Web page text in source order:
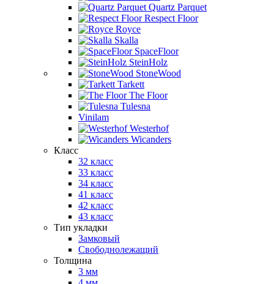
Quartz Parquet
Respect Floor
Royce
Skalla
SpaceFloor
SteinHolz
StoneWood
Tarkett
The Floor
Tulesna
Vinilam
Westerhof
Wicanders
Класс
32 класс
33 класс
34 класс
41 класс
42 класс
43 класс
Тип укладки
Замковый
Свободнолежащий
Толщина
3 мм